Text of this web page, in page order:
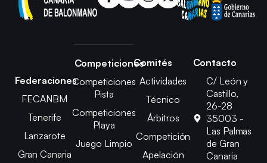
Federaciones
FECANBM
Tenerife
Lanzarote
Gran Canaria
Competiciones
Competiciones
Pista
Competiciones
Playa
Juego Limpio
Comités
Actividades
Técnico
Árbitros
Competición
Apelación
Contacto
C/ León y
Castillo,
26-28
35003 -
Las Palmas
de Gran
Canaria